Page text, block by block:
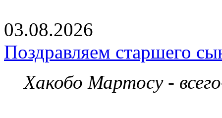
03.08.2026
Поздравляем старшего
Хакобо Мартосу -